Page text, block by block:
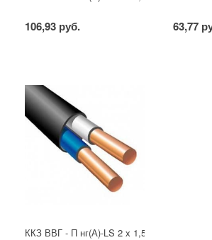
106,93 руб. 63,77
ККЗ ВВГ - П нг(А)-LS 2 х 1,5 ГОСТ